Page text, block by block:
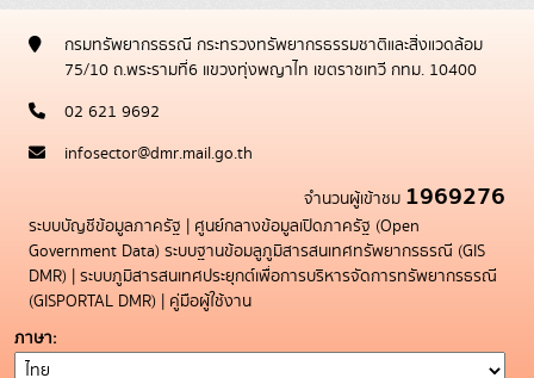
กรมทรัพยากรธรณี กระทรวงทรัพยากรธรรมชาติและสิ่งแวดล้อม
75/10 ถ.พระรามที่6 แขวงทุ่งพญาไท เขตราชเทวี กทม. 10400
02 621 9692
infosector@dmr.mail.go.th
จำนวนผู้เข้าชม 1969276
ระบบบัญชีข้อมูลภาครัฐ | ศูนย์กลางข้อมูลเปิดภาครัฐ (Open
Government Data) ระบบฐานข้อมลูภูมิสารสนเทศทรัพยากรธรณี (GIS
DMR) | ระบบภูมิสารสนเทศประยุกต์เพื่อการบริหารจัดการทรัพยากรธรณี
(GISPORTAL DMR) | คู่มือผู้ใช้งาน
ภาษา